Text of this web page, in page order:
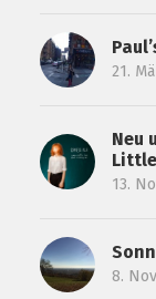
21.
Neu
13.
8.